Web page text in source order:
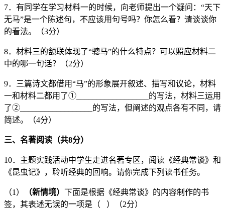
7．有同学在学习材料一的时候，向老师提出一个疑问：“天下
无马”是一个陈述句，不应该用句号吗？你怎么看？请谈谈你
的看法。（3分）
8．材料三的颔联体现了“骢马”的什么特点？可以照应材料二
中的哪一句话？（2分）
9．三篇诗文都借用“马”的形象展开叙述、描写和议论，材料
一和材料二都用了①__________________的写法，材料三运用
了②__________________的写法，但阐述的观点各有不同，请
简述。（4分）
三、名著阅读（共8分）
10．主题实践活动中学生走进名著专区，阅读《经典常谈》和
《昆虫记》，聆听经典的回响。请你完成下列读书任务。
（1） （新情境） 下面是根据《经典常谈》的内容制作的书
签，其表述无误的一项是（ ）（2分）